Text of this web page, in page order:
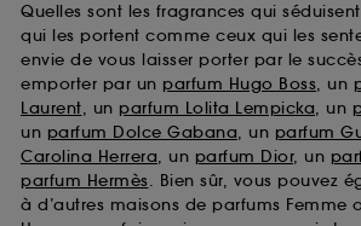
Quelles sont les fragrances qui
qui les portent comme ceux qui les
envie de vous laisser porter par le
emporter par un parfum Hugo Boss, un
Laurent, un parfum Lolita Lempicka, un
un parfum Dolce Gabana, un parfum
Carolina Herrera, un parfum Dior, un
parfum Hermès. Bien sûr, vous pouvez
à d’autres maisons de parfums Femme